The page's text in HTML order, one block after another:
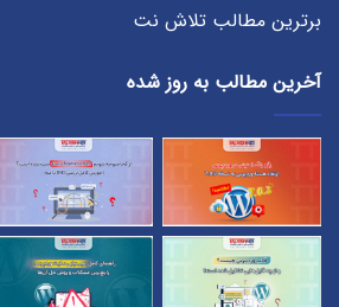
برترین مطالب تلاش نت
آخرین مطالب به روز شده